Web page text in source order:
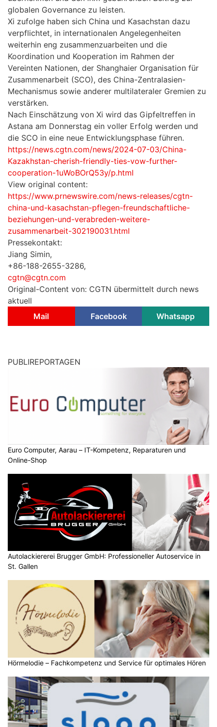
globalen Governance zu leisten.
Xi zufolge haben sich China und Kasachstan dazu
verpflichtet, in internationalen Angelegenheiten
weiterhin eng zusammenzuarbeiten und die
Koordination und Kooperation im Rahmen der
Vereinten Nationen, der Shanghaier Organisation für
Zusammenarbeit (SCO), des China-Zentralasien-
Mechanismus sowie anderer multilateraler Gremien zu
verstärken.
Nach Einschätzung von Xi wird das Gipfeltreffen in
Astana am Donnerstag ein voller Erfolg werden und
die SCO in eine neue Entwicklungsphase führen.
https://news.cgtn.com/news/2024-07-03/China-
Kazakhstan-cherish-friendly-ties-vow-further-
cooperation-1uWoBOrQ53y/p.html
View original content:
https://www.prnewswire.com/news-releases/cgtn-
china-und-kasachstan-pflegen-freundschaftliche-
beziehungen-und-verabreden-weitere-
zusammenarbeit-302190031.html
Pressekontakt:
Jiang Simin,
+86-188-2655-3286,
cgtn@cgtn.com
Original-Content von: CGTN übermittelt durch news
aktuell
Mail
Facebook Whatsapp
PUBLIREPORTAGEN
Euro Computer, Aarau – IT-Kompetenz, Reparaturen und
Online-Shop
Autolackiererei Brugger GmbH: Professioneller Autoservice in
St. Gallen
Hörmelodie – Fachkompetenz und Service für optimales Hören